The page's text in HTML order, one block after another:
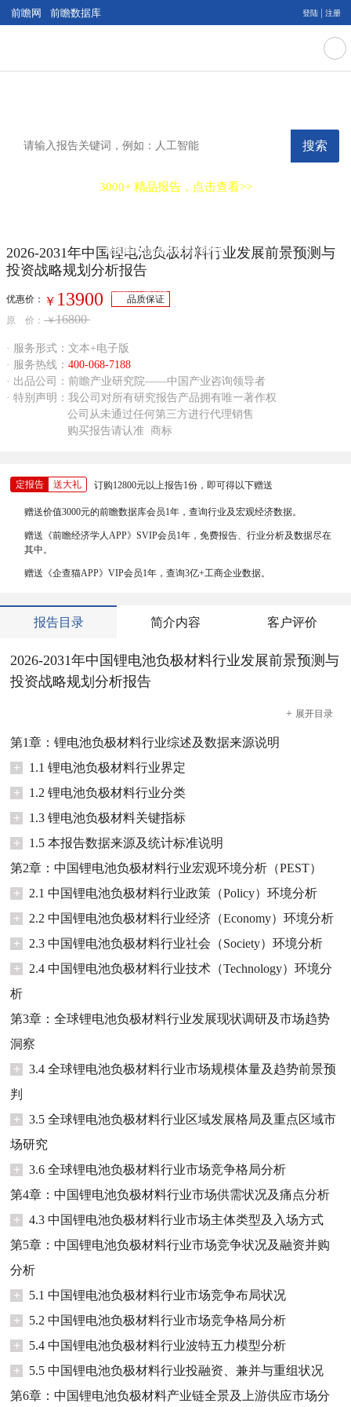
前瞻网 前瞻数据库 登陆 注册
搜索
3000+ 精品报告，点击查看>>
景预测与投资战略规划分析报告
Report of Development Prospect Prediction and Investment Strategy Planning on China Lithium Battery Negative
Material Industry（2026-2031）
不深度调研行业形势就决策，回报将无从谈起
2026-2031年中国锂电池负极材料行业发展前景预测与
投资战略规划分析报告
优惠价： ￥ 13900
品质保证
原 价： ￥16800
· 服务形式：文本+电子版
· 服务热线： 400-068-7188
· 出品公司：前瞻产业研究院——中国产业咨询领导者
· 特别声明：我公司对所有研究报告产品拥有唯一著作权
公司从未通过任何第三方进行代理销售
购买报告请认准 商标
定报告 送大礼 订购12800元以上报告1份，即可得以下赠送
赠送价值3000元的前瞻数据库会员1年，查询行业及宏观经济数据。
赠送《前瞻经济学人APP》SVIP会员1年，免费报告、行业分析及数据尽在
其中。
赠送《企查猫APP》VIP会员1年，查询3亿+工商企业数据。
报告目录 简介内容 客户评价
2026-2031年中国锂电池负极材料行业发展前景预测与
投资战略规划分析报告
+ 展开目录
第1章：锂电池负极材料行业综述及数据来源说明
+
1.1 锂电池负极材料行业界定
+
1.2 锂电池负极材料行业分类
+
1.3 锂电池负极材料关键指标
+
1.5 本报告数据来源及统计标准说明
第2章：中国锂电池负极材料行业宏观环境分析（PEST）
+
2.1 中国锂电池负极材料行业政策（Policy）环境分析
+
2.2 中国锂电池负极材料行业经济（Economy）环境分析
+
2.3 中国锂电池负极材料行业社会（Society）环境分析
+
2.4 中国锂电池负极材料行业技术（Technology）环境分
析
第3章：全球锂电池负极材料行业发展现状调研及市场趋势
洞察
+
3.4 全球锂电池负极材料行业市场规模体量及趋势前景预
判
+
3.5 全球锂电池负极材料行业区域发展格局及重点区域市
场研究
+
3.6 全球锂电池负极材料行业市场竞争格局分析
第4章：中国锂电池负极材料行业市场供需状况及痛点分析
+
4.3 中国锂电池负极材料行业市场主体类型及入场方式
第5章：中国锂电池负极材料行业市场竞争状况及融资并购
分析
+
5.1 中国锂电池负极材料行业市场竞争布局状况
+
5.2 中国锂电池负极材料行业市场竞争格局分析
+
5.4 中国锂电池负极材料行业波特五力模型分析
+
5.5 中国锂电池负极材料行业投融资、兼并与重组状况
第6章：中国锂电池负极材料产业链全景及上游供应市场分